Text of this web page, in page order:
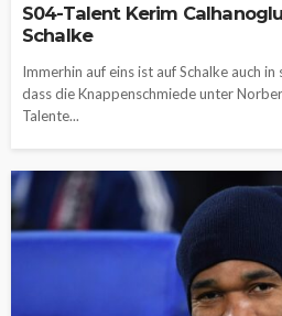
S04-Talent Kerim
Schalke
Immerhin auf eins ist auf Schalke auch
dass die Knappenschmiede unter
Talente...